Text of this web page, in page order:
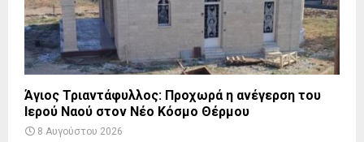
Άγιος Τριαντάφυλλος: Προχωρά η ανέγερση του
Ιερού Ναού στον Νέο Κόσμο Θέρμου
8 Αυγούστου 2026